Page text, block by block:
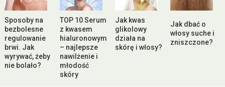
Sposoby na
bezbolesne
regulowanie
brwi. Jak
wyrywać, żeby
nie bolało?
TOP 10 Serum
z kwasem
hialuronowym
– najlepsze
nawilżenie i
młodość
skóry
Jak kwas
glikolowy
działa na
skórę i włosy?
Jak dbać o
włosy suche i
zniszczone?